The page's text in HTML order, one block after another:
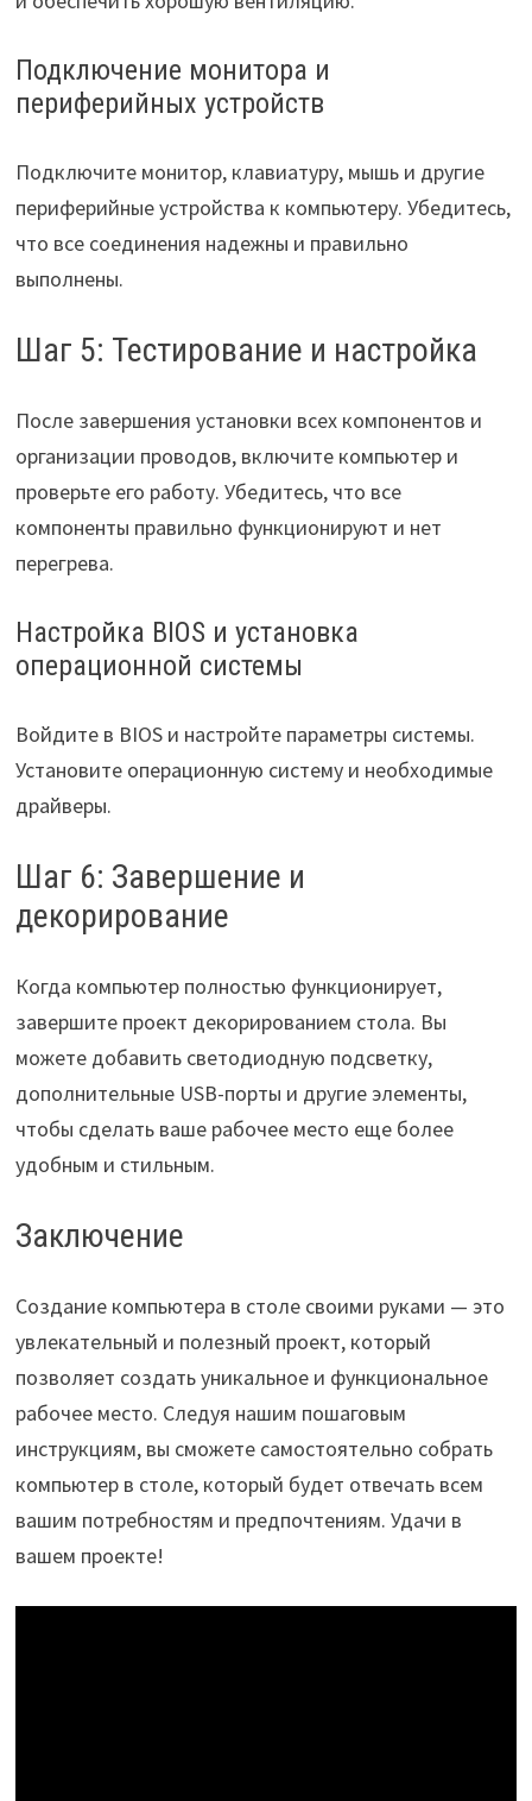
Подключение монитора и
периферийных устройств
Подключите монитор, клавиатуру, мышь и другие
периферийные устройства к компьютеру. Убедитесь,
что все соединения надежны и правильно
выполнены.
Шаг 5: Тестирование и настройка
После завершения установки всех компонентов и
организации проводов, включите компьютер и
проверьте его работу. Убедитесь, что все
компоненты правильно функционируют и нет
перегрева.
Настройка BIOS и установка
операционной системы
Войдите в BIOS и настройте параметры системы.
Установите операционную систему и необходимые
драйверы.
Шаг 6: Завершение и
декорирование
Когда компьютер полностью функционирует,
завершите проект декорированием стола. Вы
можете добавить светодиодную подсветку,
дополнительные USB-порты и другие элементы,
чтобы сделать ваше рабочее место еще более
удобным и стильным.
Заключение
Создание компьютера в столе своими руками — это
увлекательный и полезный проект, который
позволяет создать уникальное и функциональное
рабочее место. Следуя нашим пошаговым
инструкциям, вы сможете самостоятельно собрать
компьютер в столе, который будет отвечать всем
вашим потребностям и предпочтениям. Удачи в
вашем проекте!